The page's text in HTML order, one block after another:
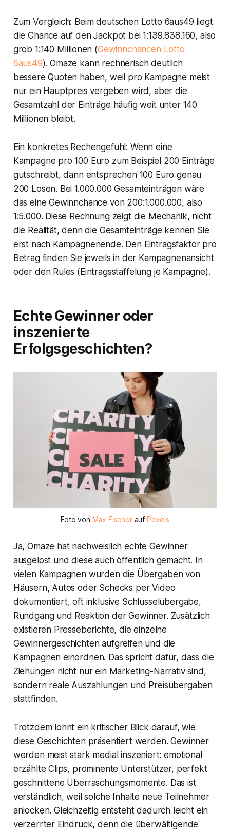
Zum Vergleich: Beim deutschen Lotto 6aus49 liegt
die Chance auf den Jackpot bei 1:139.838.160, also
grob 1:140 Millionen (Gewinnchancen Lotto
6aus49). Omaze kann rechnerisch deutlich
bessere Quoten haben, weil pro Kampagne meist
nur ein Hauptpreis vergeben wird, aber die
Gesamtzahl der Einträge häufig weit unter 140
Millionen bleibt.
Ein konkretes Rechengefühl: Wenn eine
Kampagne pro 100 Euro zum Beispiel 200 Einträge
gutschreibt, dann entsprechen 100 Euro genau
200 Losen. Bei 1.000.000 Gesamteinträgen wäre
das eine Gewinnchance von 200:1.000.000, also
1:5.000. Diese Rechnung zeigt die Mechanik, nicht
die Realität, denn die Gesamteinträge kennen Sie
erst nach Kampagnenende. Den Eintragsfaktor pro
Betrag finden Sie jeweils in der Kampagnenansicht
oder den Rules (Eintragsstaffelung je Kampagne).
Echte Gewinner oder
inszenierte
Erfolgsgeschichten?
Foto von Max Fischerauf Pexels
Ja, Omaze hat nachweislich echte Gewinner
ausgelost und diese auch öffentlich gemacht. In
vielen Kampagnen wurden die Übergaben von
Häusern, Autos oder Schecks per Video
dokumentiert, oft inklusive Schlüsselübergabe,
Rundgang und Reaktion der Gewinner. Zusätzlich
existieren Presseberichte, die einzelne
Gewinnergeschichten aufgreifen und die
Kampagnen einordnen. Das spricht dafür, dass die
Ziehungen nicht nur ein Marketing-Narrativ sind,
sondern reale Auszahlungen und Preisübergaben
stattfinden.
Trotzdem lohnt ein kritischer Blick darauf, wie
diese Geschichten präsentiert werden. Gewinner
werden meist stark medial inszeniert: emotional
erzählte Clips, prominente Unterstützer, perfekt
geschnittene Überraschungsmomente. Das ist
verständlich, weil solche Inhalte neue Teilnehmer
anlocken. Gleichzeitig entsteht dadurch leicht ein
verzerrter Eindruck, denn die überwältigende